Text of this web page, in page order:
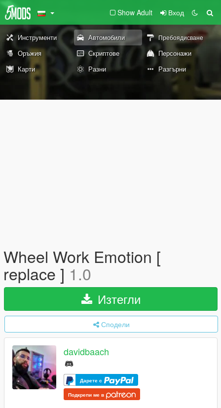
Show Adult Вход
Инструменти Автомобили Пребоядисване
Оръжия Скриптове
Персонажи
Карти
Разни Разгърни
Wheel Work Emotion [
replace ] 1.0
Изтегли
Сподели
davidbaach
Дарете с
Подкрепи ме в